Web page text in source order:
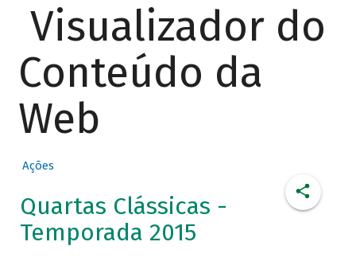
Visualizador do
Conteúdo da
Web
Ações
Quartas Clássicas -
Temporada 2015